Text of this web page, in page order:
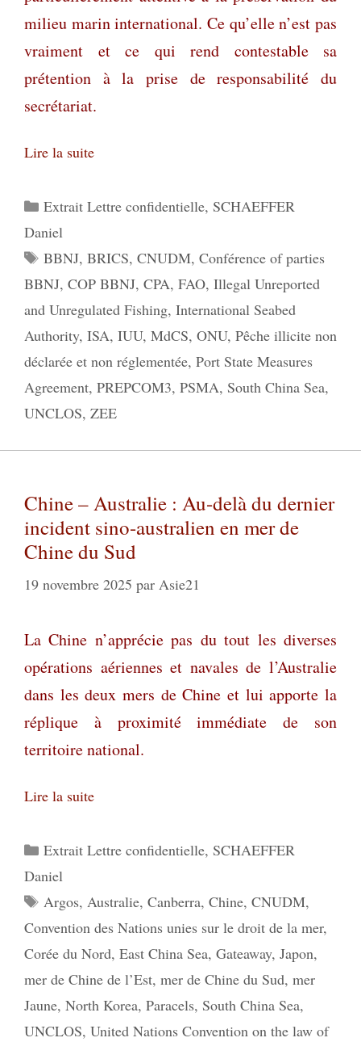
milieu marin international. Ce qu’elle n’est pas
vraiment et ce qui rend contestable sa
prétention à la prise de responsabilité du
secrétariat.
Lire la suite
Catégories
Extrait Lettre confidentielle, SCHAEFFER
Daniel
Étiquettes
BBNJ, BRICS, CNUDM, Conférence of parties
BBNJ, COP BBNJ, CPA, FAO, Illegal Unreported
and Unregulated Fishing, International Seabed
Authority, ISA, IUU, MdCS, ONU, Pêche illicite non
déclarée et non réglementée, Port State Measures
Agreement, PREPCOM3, PSMA, South China Sea,
UNCLOS, ZEE
Chine – Australie : Au-delà du dernier
incident sino-australien en mer de
Chine du Sud
19 novembre 2025 par Asie21
La Chine n’apprécie pas du tout les diverses
opérations aériennes et navales de l’Australie
dans les deux mers de Chine et lui apporte la
réplique à proximité immédiate de son
territoire national.
Lire la suite
Catégories
Extrait Lettre confidentielle, SCHAEFFER
Daniel
Étiquettes
Argos, Australie, Canberra, Chine, CNUDM,
Convention des Nations unies sur le droit de la mer,
Corée du Nord, East China Sea, Gateaway, Japon,
mer de Chine de l’Est, mer de Chine du Sud, mer
Jaune, North Korea, Paracels, South China Sea,
UNCLOS, United Nations Convention on the law of